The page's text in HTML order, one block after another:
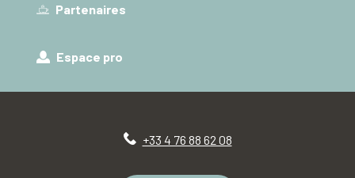
Partenaires
Espace pro
+33 4 76 88 62 08